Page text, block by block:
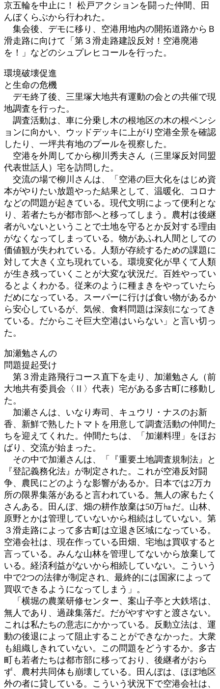
京五輪を中止に！ 松戸アクションを闘った仲間、田
んぼくらぶから行われた。
集会後、デモに移り、空港用地内の開拓道路からＢ
滑走路に向けて「第３滑走路建設反対！空港廃港
を！」などのシュプレヒコールを行った。
環境破壊促進
と生命の危機
デモ終了後、三里塚大地共有運動の会との共催で現
地調査を行った。
調査活動は、車に分乗し木の根地区の木の根ペンシ
ョンに向かい、ウッドデッキに上がり空港全景を確認
したり、一坪共有地のプールを視察した。
空港を外周してから柳川秀夫さん（三里塚反対同盟
代表世話人）宅を訪問した。
交流の場で柳川さんは、「空港の巨大化をはじめ資
本がやりたい放題やった結果として、温暖化、コロナ
などの問題が起きている。現代文明によって便利とな
り、若者たちが都市部へと移ってしまう。農村は後継
者がいないということで土地を守るとか反対する理由
がなくなってしまっている。物があふれ人間としての
価値観が失われている。人類が存続するための課題に
対して大きく立ち現れている。環境変化が早くて人類
が生き残っていくことが大変な状況だ。百姓やってい
るとよくわかる。従来のように種まきをやっていたら
だめになっている。スーパーに行けば食い物があるか
ら安心しているが、気候、食料問題は深刻になってき
ている。だからこそ巨大空港はいらない」と言い切っ
た。
加瀬勉さんの
問題提起受け
第３滑走路飛行コース直下を走り、加瀬勉さん（前
大地共有委員会〈Ⅱ〉代表）宅がある多古町に移動し
た。
加瀬さんは、いなり寿司、キュウリ・ナスのお新
香、新鮮で熟したトマトを用意して調査活動の仲間た
ちを迎えてくれた。仲間たちは、「加瀬料理」をほお
ばり、交流が始まった。
その中で加瀬さんは、「『重要土地調査規制法』と
『登記義務化法』が制定された。これが空港反対闘
争、農民にどのような影響があるか。日本では2万カ
所の限界集落があると言われている。無人の家もたく
さんある。田んぼ、畑の耕作放棄は50万㏊だ。山林、
原野とかは管理していないから相続はしていない。第
３滑走路によって多古町は立退き区域になっている。
空港会社は、現在作っている田畑、宅地は買収すると
言っている。みんな山林を管理してないから放棄して
いる。経済利益がないから相続していない。こういう
中で2つの法律が制定され、最終的には国家によって
買収できるようになってしまう」。
「横堀の農業研修センター、案山子亭と大鉄塔は、
無人であり、過疎集落だ。だがやすやすと渡さない。
これは私たちの意志にかかっている。反動立法は、運
動の後退によって阻止することができなかった。大衆
も組織しきれていない。この問題をどうするか。多古
町も若者たちは都市部に移っており、後継者がおら
ず、農村共同体も崩壊している。田んぼは、ほぼ地区
外の者に貸している。こういう状況下で空港会社は、